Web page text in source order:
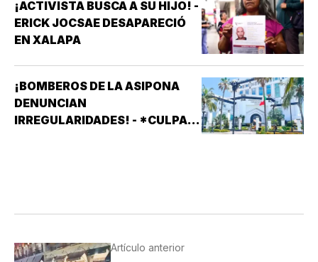
¡ACTIVISTA BUSCA A SU HIJO! -
ERICK JOCSAE DESAPARECIÓ
EN XALAPA
¡BOMBEROS DE LA ASIPONA
DENUNCIAN
IRREGULARIDADES! - *CULPAN
Artículo anterior